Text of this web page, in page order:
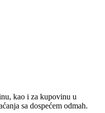
kao i za kupovinu u
sa dospećem odmah.